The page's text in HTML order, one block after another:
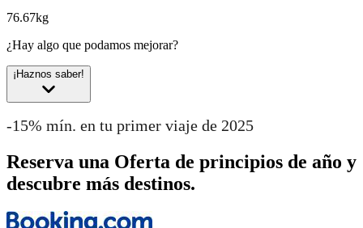
76.67kg
¿Hay algo que podamos mejorar?
¡Haznos saber!
-15% mín. en tu primer viaje de 2025
Reserva una Oferta de principios de año y
descubre más destinos.